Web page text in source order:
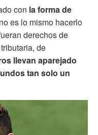
con la forma de
es lo mismo hacerlo
derechos de
de
llevan aparejado
tan solo un